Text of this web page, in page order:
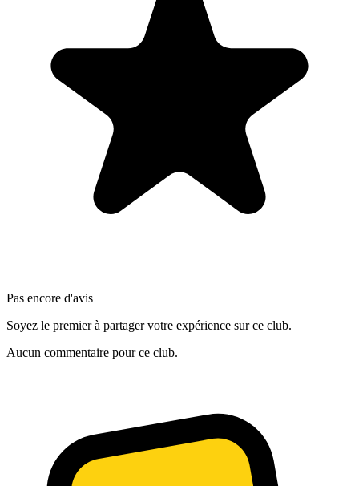
Pas encore d'avis
Soyez le premier à partager votre expérience sur ce club.
Aucun commentaire pour ce club.